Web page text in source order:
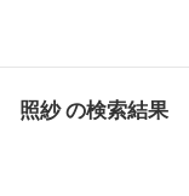
照紗 の検索結果